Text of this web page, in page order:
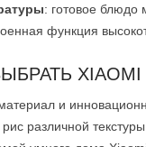
: готовое блюдо
функция
XIAOMI
и
различной текстуры